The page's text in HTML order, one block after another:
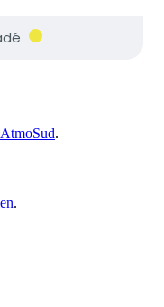
AtmoSud.
.